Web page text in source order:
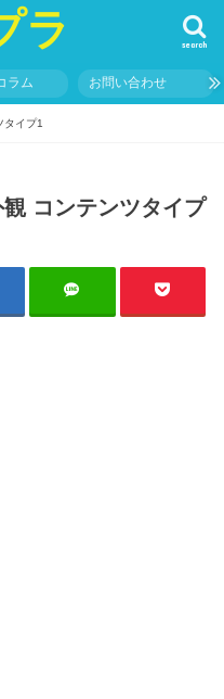
ラ search
ラム お問い合わせ
イプ1
コンテンツタイプ